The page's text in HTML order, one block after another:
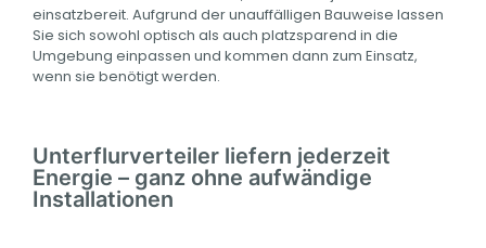
einsatzbereit. Aufgrund der unauffälligen Bauweise lassen
Sie sich sowohl optisch als auch platzsparend in die
Umgebung einpassen und kommen dann zum Einsatz,
wenn sie benötigt werden.
Unterflurverteiler liefern jederzeit
Energie – ganz ohne aufwändige
Installationen